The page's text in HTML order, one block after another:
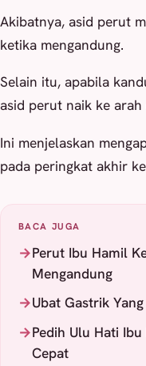
Akibatnya, asid perut
ketika mengandung.
Selain itu, apabila
asid perut naik ke arah
Ini menjelaskan
pada peringkat akhir
BACA JUGA
Perut Ibu Hamil
Mengandung
Ubat Gastrik
Pedih Ulu Hati
Cepat